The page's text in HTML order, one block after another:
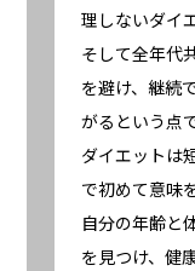
理しないダイ
そして全年代
を避け、継続
がるという点で
ダイエットは
で初めて意味
自分の年齢と
を見つけ、健